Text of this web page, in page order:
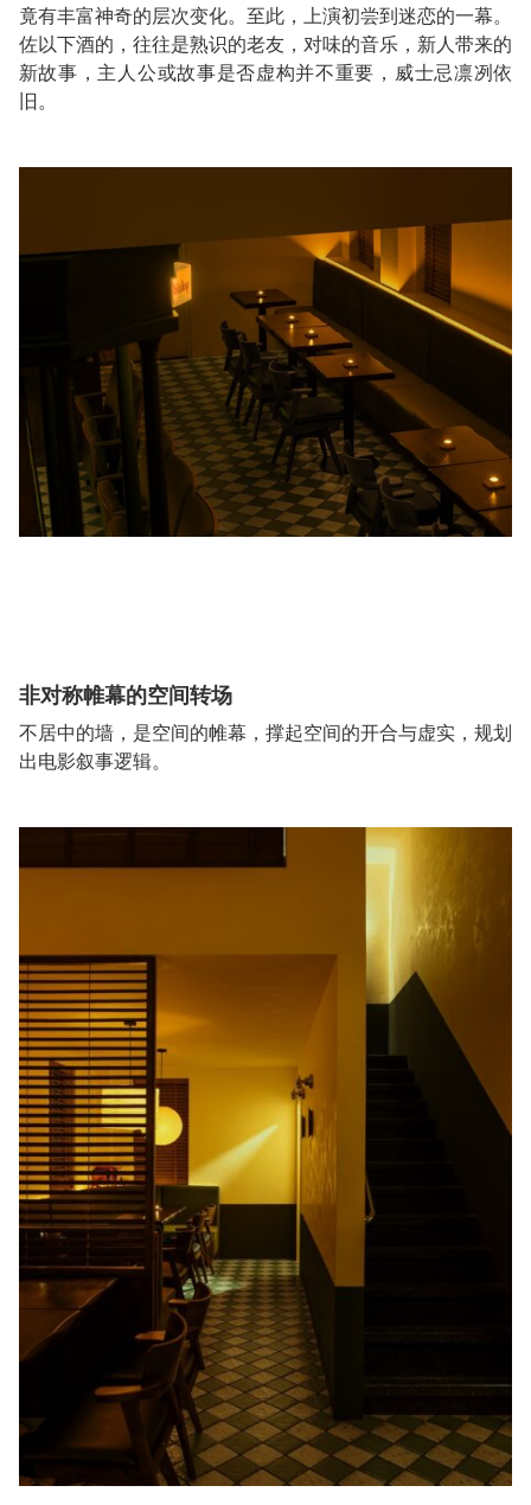
竟有丰富神奇的层次变化。至此，上演初尝到迷恋的一幕。
佐以下酒的，往往是熟识的老友，对味的音乐，新人带来的
新故事，主人公或故事是否虚构并不重要，威士忌凛冽依
旧。
非对称帷幕的空间转场
不居中的墙，是空间的帷幕，撑起空间的开合与虚实，规划
出电影叙事逻辑。